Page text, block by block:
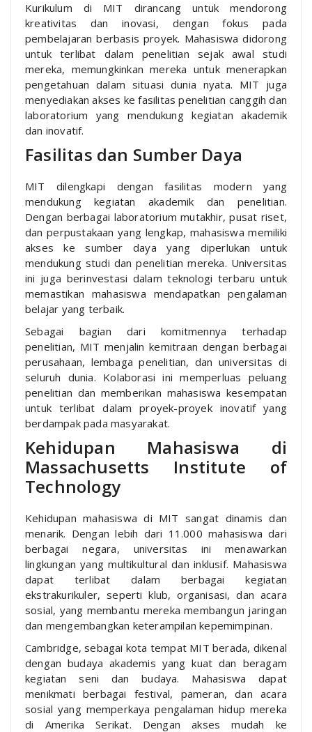
Kurikulum di MIT dirancang untuk mendorong
kreativitas dan inovasi, dengan fokus pada
pembelajaran berbasis proyek. Mahasiswa didorong
untuk terlibat dalam penelitian sejak awal studi
mereka, memungkinkan mereka untuk menerapkan
pengetahuan dalam situasi dunia nyata. MIT juga
menyediakan akses ke fasilitas penelitian canggih dan
laboratorium yang mendukung kegiatan akademik
dan inovatif.
Fasilitas dan Sumber Daya
MIT dilengkapi dengan fasilitas modern yang
mendukung kegiatan akademik dan penelitian.
Dengan berbagai laboratorium mutakhir, pusat riset,
dan perpustakaan yang lengkap, mahasiswa memiliki
akses ke sumber daya yang diperlukan untuk
mendukung studi dan penelitian mereka. Universitas
ini juga berinvestasi dalam teknologi terbaru untuk
memastikan mahasiswa mendapatkan pengalaman
belajar yang terbaik.
Sebagai bagian dari komitmennya terhadap
penelitian, MIT menjalin kemitraan dengan berbagai
perusahaan, lembaga penelitian, dan universitas di
seluruh dunia. Kolaborasi ini memperluas peluang
penelitian dan memberikan mahasiswa kesempatan
untuk terlibat dalam proyek-proyek inovatif yang
berdampak pada masyarakat.
Kehidupan Mahasiswa di
Massachusetts Institute of
Technology
Kehidupan mahasiswa di MIT sangat dinamis dan
menarik. Dengan lebih dari 11.000 mahasiswa dari
berbagai negara, universitas ini menawarkan
lingkungan yang multikultural dan inklusif. Mahasiswa
dapat terlibat dalam berbagai kegiatan
ekstrakurikuler, seperti klub, organisasi, dan acara
sosial, yang membantu mereka membangun jaringan
dan mengembangkan keterampilan kepemimpinan.
Cambridge, sebagai kota tempat MIT berada, dikenal
dengan budaya akademis yang kuat dan beragam
kegiatan seni dan budaya. Mahasiswa dapat
menikmati berbagai festival, pameran, dan acara
sosial yang memperkaya pengalaman hidup mereka
di Amerika Serikat. Dengan akses mudah ke